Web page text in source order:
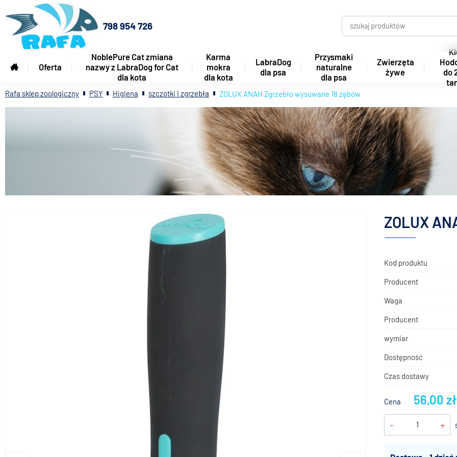
798 954 726
Oferta
NoblePure Cat zmiana
nazwy z LabraDog for Cat
dla kota
Karma
mokra
dla kota
LabraDog
dla psa
Przysmaki
naturalne
dla psa
Zwierzęta
żywe
do
Rafa sklep zoologiczny PSY Higiena szczotki i zgrzebła ZOLUX ANAH Zgrzebło wysuwane 18 zębów
ZOLUX
Kod produktu
Producent
Waga
Producent
wymiar
Dostępność
Czas dostawy
Cena 56,00 zł
- +